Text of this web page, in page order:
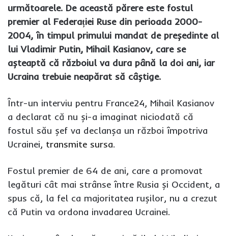
următoarele. De această părere este fostul
premier al Federației Ruse din perioada 2000-
2004, în timpul primului mandat de președinte al
lui Vladimir Putin, Mihail Kasianov, care se
așteaptă că războiul va dura până la doi ani, iar
Ucraina trebuie neapărat să câștige.
Într-un interviu pentru France24, Mihail Kasianov
a declarat că nu și-a imaginat niciodată că
fostul său șef va declanșa un război împotriva
Ucrainei, transmite sursa.
Fostul premier de 64 de ani, care a promovat
legături cât mai strânse între Rusia și Occident, a
spus că, la fel ca majoritatea rușilor, nu a crezut
că Putin va ordona invadarea Ucrainei.